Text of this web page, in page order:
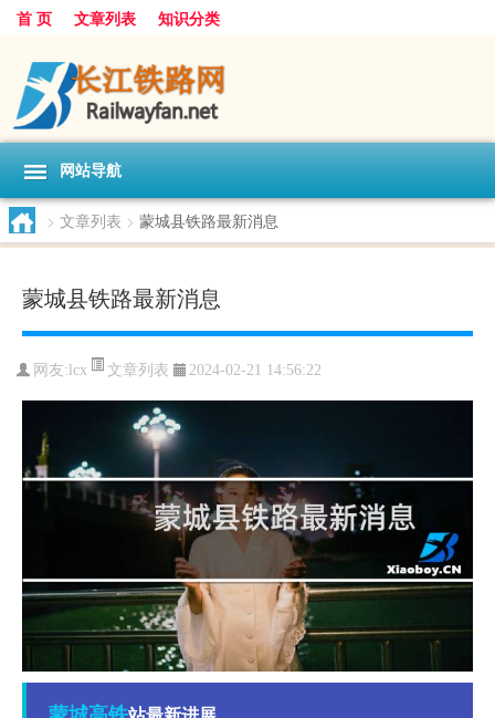
首 页 文章列表 知识分类
网站导航
> 文章列表 > 蒙城县铁路最新消息
蒙城县铁路最新消息
网友: lcx 文章列表 2024-02-21 14:56:22